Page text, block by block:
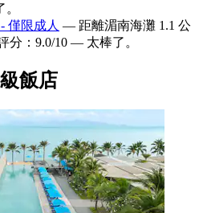
僅限成人 — 距離湄南海灘 1.1 公
分：9.0/10 — 太棒了。
飯店